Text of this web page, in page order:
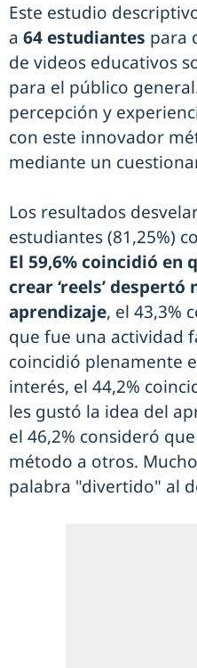
Este estudio
a 64 estudiantes para
de videos educativos
para el público
percepción y
con este innovador
mediante un
Los resultados
estudiantes (81,25%)
El 59,6% coincidió en
crear ‘reels’
aprendizaje, el 43,3%
que fue una actividad
coincidió plenamente
interés, el 44,2%
les gustó la idea del
el 46,2% consideró
método a otros.
palabra "divertido" al